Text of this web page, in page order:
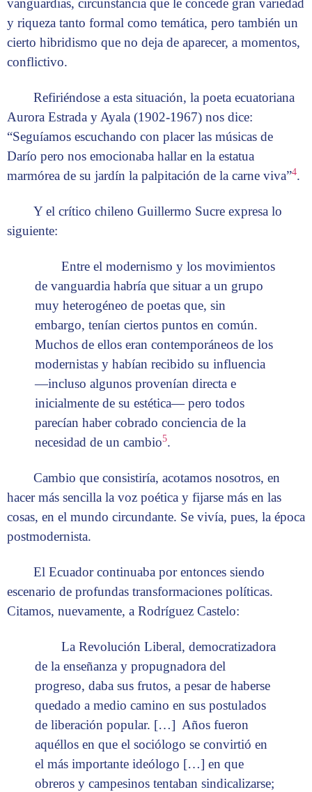
vanguardias, circunstancia que le concede gran variedad
y riqueza tanto formal como temática, pero también un
cierto hibridismo que no deja de aparecer, a momentos,
conflictivo.
Refiriéndose a esta situación, la poeta ecuatoriana
Aurora Estrada y Ayala (1902-1967) nos dice:
“Seguíamos escuchando con placer las músicas de
Darío pero nos emocionaba hallar en la estatua
marmórea de su jardín la palpitación de la carne viva”4.
Y el crítico chileno Guillermo Sucre expresa lo
siguiente:
Entre el modernismo y los movimientos
de vanguardia habría que situar a un grupo
muy heterogéneo de poetas que, sin
embargo, tenían ciertos puntos en común.
Muchos de ellos eran contemporáneos de los
modernistas y habían recibido su influencia
—incluso algunos provenían directa e
inicialmente de su estética— pero todos
parecían haber cobrado conciencia de la
necesidad de un cambio5.
Cambio que consistiría, acotamos nosotros, en
hacer más sencilla la voz poética y fijarse más en las
cosas, en el mundo circundante. Se vivía, pues, la época
postmodernista.
El Ecuador continuaba por entonces siendo
escenario de profundas transformaciones políticas.
Citamos, nuevamente, a Rodríguez Castelo:
La Revolución Liberal, democratizadora
de la enseñanza y propugnadora del
progreso, daba sus frutos, a pesar de haberse
quedado a medio camino en sus postulados
de liberación popular. […] Años fueron
aquéllos en que el sociólogo se convirtió en
el más importante ideólogo […] en que
obreros y campesinos tentaban sindicalizarse;